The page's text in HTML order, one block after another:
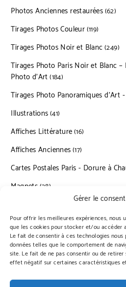
Gérer le
Pour offrir les meilleures expériences, nous
que les cookies pour stocker et/ou accéder
Le fait de consentir à ces technologies
données telles que le comportement de
site. Le fait de ne pas consentir ou de
effet négatif sur certaines caractéristiques
Photos Anciennes restaurées 6262
Tirages Photos Couleur 119119 produits
Tirages Photos Noir et Blanc 249
Tirages Photo Paris Noir et Blanc
Photo d’Art 184184 produits
Tirages Photo Panoramiques d’Art
Illustrations 4141 produits
Affiches Littérature 1616 produits
Affiches Anciennes 1717 produits
Cartes Postales Paris - Dorure à
Magnets 2828 produits
Qui sommes nous? Livraisons
Politique de confidentialité Politique